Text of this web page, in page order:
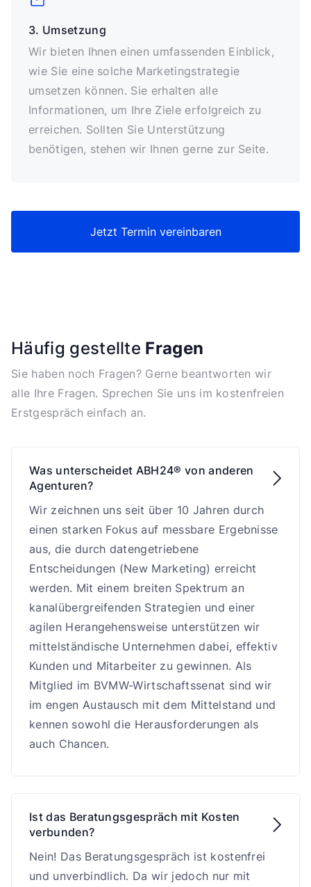
3. Umsetzung
Wir bieten Ihnen einen umfassenden Einblick,
wie Sie eine solche Marketingstrategie
umsetzen können. Sie erhalten alle
Informationen, um Ihre Ziele erfolgreich zu
erreichen. Sollten Sie Unterstützung
benötigen, stehen wir Ihnen gerne zur Seite.
Jetzt Termin vereinbaren
Häufig gestellte Fragen
Sie haben noch Fragen? Gerne beantworten wir
alle Ihre Fragen. Sprechen Sie uns im kostenfreien
Erstgespräch einfach an.
Was unterscheidet ABH24® von anderen
Agenturen?

Wir zeichnen uns seit über 10 Jahren durch
einen starken Fokus auf messbare Ergebnisse
aus, die durch datengetriebene
Entscheidungen (New Marketing) erreicht
werden. Mit einem breiten Spektrum an
kanalübergreifenden Strategien und einer
agilen Herangehensweise unterstützen wir
mittelständische Unternehmen dabei, effektiv
Kunden und Mitarbeiter zu gewinnen. Als
Mitglied im BVMW-Wirtschaftssenat sind wir
im engen Austausch mit dem Mittelstand und
kennen sowohl die Herausforderungen als
auch Chancen.
Ist das Beratungsgespräch mit Kosten
verbunden?

Nein! Das Beratungsgespräch ist kostenfrei
und unverbindlich. Da wir jedoch nur mit